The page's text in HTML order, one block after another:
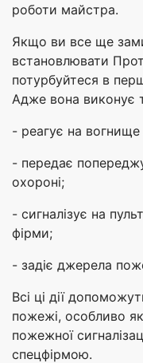
роботи майстра.
Якщо ви все ще
встановлювати
потурбуйтеся в
Адже вона виконує
- реагує на вогнище
- передає
охороні;
- сигналізує на
фірми;
- задіє джерела
Всі ці дії
пожежі, особливо
пожежної
спецфірмою.